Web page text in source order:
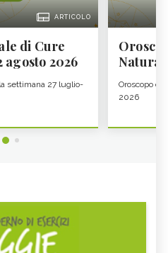
ARTICOLO
di Cure
2026
settimana 27 luglio-
Oroscopo di
2026